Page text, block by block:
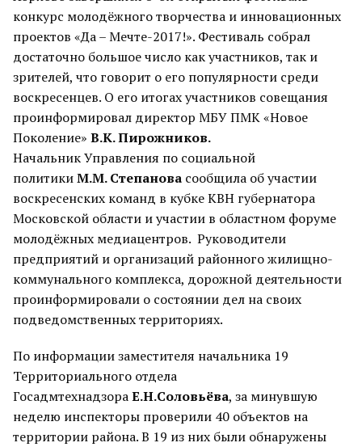
конкурс молодёжного творчества и инновационных
проектов «Да – Мечте-2017!». Фестиваль собрал
достаточно большое число как участников, так и
зрителей, что говорит о его популярности среди
воскресенцев. О его итогах участников совещания
проинформировал директор МБУ ПМК «Новое
Поколение» В.К. Пирожников.
Начальник Управления по социальной
политикиМ.М. Степанова сообщила об участии
воскресенских команд в кубке КВН губернатора
Московской области и участии в областном форуме
молодёжных медиацентров. Руководители
предприятий и организаций районного жилищно-
коммунального комплекса, дорожной деятельности
проинформировали о состоянии дел на своих
подведомственных территориях.
По информации заместителя начальника 19
Территориального отдела
ГосадмтехнадзораЕ.Н.Соловьёва, за минувшую
неделю инспекторы проверили 40 объектов на
территории района. В 19 из них были обнаружены